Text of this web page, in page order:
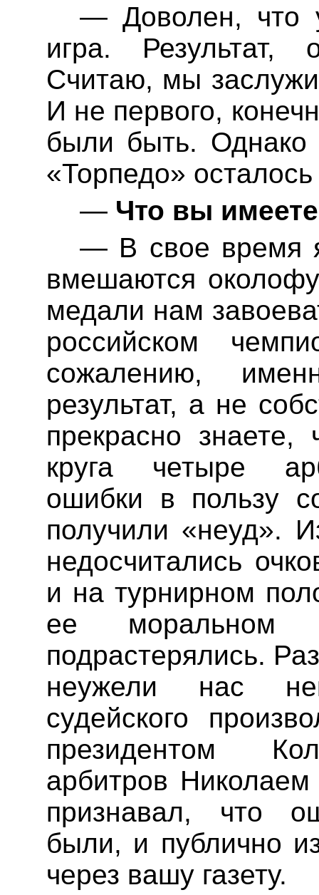
— Доволен, что
игра. Результат,
Считаю, мы
И не первого,
были быть. Однако
«Торпедо»
—Что вы
—В свое время
вмешаются
медали нам
российском
сожалению,
результат, а не
прекрасно знаете,
круга четыре
ошибки в пользу
получили «неуд».
недосчитались
и на турнирном
ее моральном
подрастерялись.
неужели нас
судейского
президентом
арбитров
признавал, что
были, и публично
через вашу газету.